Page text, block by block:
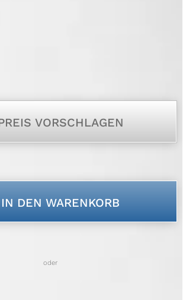
VORSCHLAGEN
IN DEN WARENKORB
oder